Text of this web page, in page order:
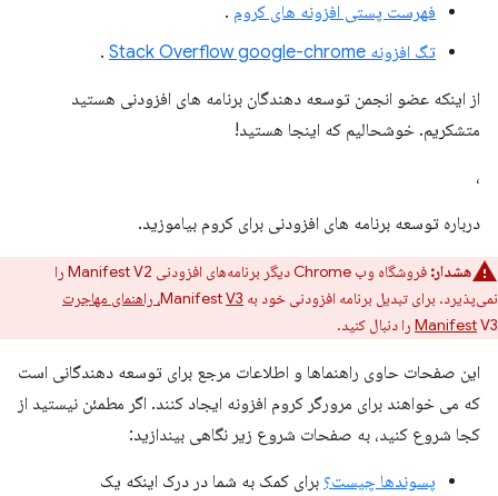
فهرست پستی افزونه های کروم .
تگ افزونه Stack Overflow google-chrome
.
از اینکه عضو انجمن توسعه دهندگان برنامه های افزودنی هستید
متشکریم. خوشحالیم که اینجا هستید!
،
درباره توسعه برنامه های افزودنی برای کروم بیاموزید.
هشدار:
فروشگاه وب Chrome دیگر برنامه‌های افزودنی Manifest V2 را
نمی‌پذیرد. برای تبدیل برنامه افزودنی خود به Manifest
V3، راهنمای مهاجرت
ManifestV3 را دنبال کنید.
این صفحات حاوی راهنماها و اطلاعات مرجع برای توسعه دهندگانی است
که می خواهند برای مرورگر کروم افزونه ایجاد کنند. اگر مطمئن نیستید از
کجا شروع کنید، به صفحات شروع زیر نگاهی بیندازید:
پسوندها چیست؟ برای کمک به شما در درک اینکه یک